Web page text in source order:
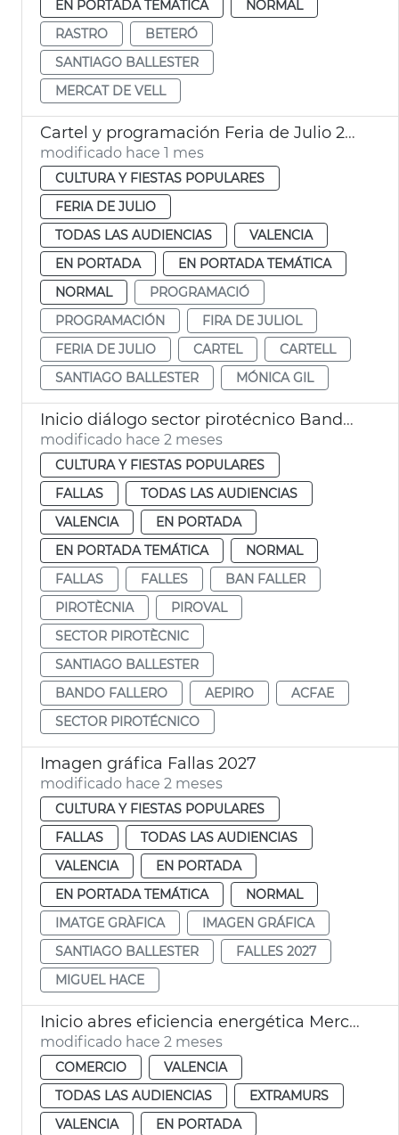
EN PORTADA TEMÁTICA
NORMAL
RASTRO
BETERÓ
SANTIAGO BALLESTER
MERCAT DE VELL
Cartel y programación Feria de Julio 2026
modificado hace 1 mes
CULTURA Y FIESTAS POPULARES
FERIA DE JULIO
TODAS LAS AUDIENCIAS
VALENCIA
EN PORTADA
EN PORTADA TEMÁTICA
NORMAL
PROGRAMACIÓ
PROGRAMACIÓN
FIRA DE JULIOL
FERIA DE JULIO
CARTEL
CARTELL
SANTIAGO BALLESTER
MÓNICA GIL
Inicio diálogo sector pirotécnico Bando Faller
modificado hace 2 meses
CULTURA Y FIESTAS POPULARES
FALLAS
TODAS LAS AUDIENCIAS
VALENCIA
EN PORTADA
EN PORTADA TEMÁTICA
NORMAL
FALLAS
FALLES
BAN FALLER
PIROTÈCNIA
PIROVAL
SECTOR PIROTÈCNIC
SANTIAGO BALLESTER
BANDO FALLERO
AEPIRO
ACFAE
SECTOR PIROTÉCNICO
Imagen gráfica Fallas 2027
modificado hace 2 meses
CULTURA Y FIESTAS POPULARES
FALLAS
TODAS LAS AUDIENCIAS
VALENCIA
EN PORTADA
EN PORTADA TEMÁTICA
NORMAL
IMATGE GRÀFICA
IMAGEN GRÁFICA
SANTIAGO BALLESTER
FALLES 2027
MIGUEL HACE
Inicio abres eficiencia energética Mercado Rojas Clemente
modificado hace 2 meses
COMERCIO
VALENCIA
TODAS LAS AUDIENCIAS
EXTRAMURS
VALENCIA
EN PORTADA